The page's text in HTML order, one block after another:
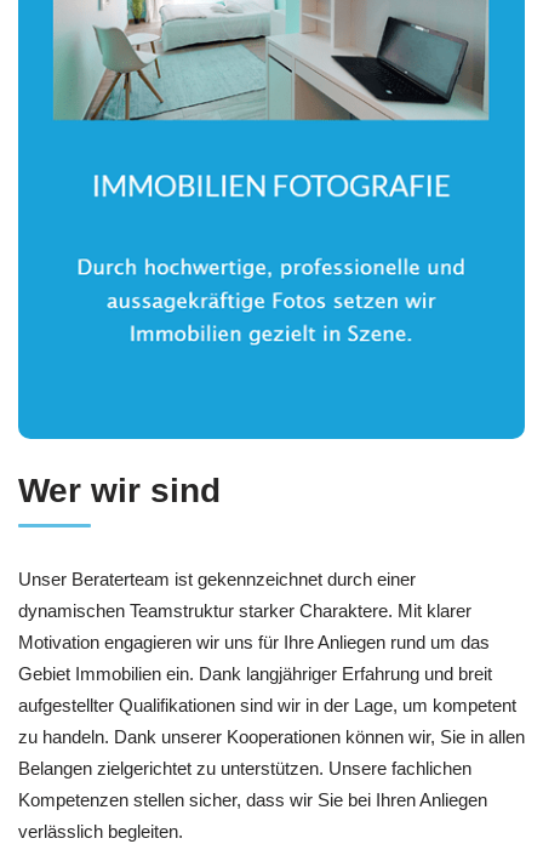
Wer wir sind
Unser Beraterteam ist gekennzeichnet durch einer
dynamischen Teamstruktur starker Charaktere. Mit klarer
Motivation engagieren wir uns für Ihre Anliegen rund um das
Gebiet Immobilien ein. Dank langjähriger Erfahrung und breit
aufgestellter Qualifikationen sind wir in der Lage, um kompetent
zu handeln. Dank unserer Kooperationen können wir, Sie in allen
Belangen zielgerichtet zu unterstützen. Unsere fachlichen
Kompetenzen stellen sicher, dass wir Sie bei Ihren Anliegen
verlässlich begleiten.